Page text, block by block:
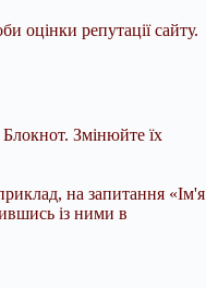
оцінки репутації сайту.
Блокнот. Змінюйте їх
на запитання «Ім'я
із ними в